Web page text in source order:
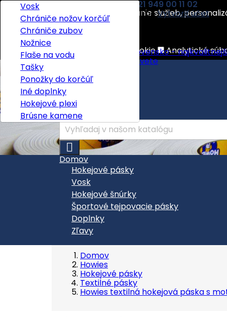
Tento eshop používa na poskytovanie služieb,
Viac informácií
Nevyhnutne potrebné súbory cookie
Analytické
KontaktTelefón:+421 949 00 11 02
Vitajte, Prihlásiť sa aleboVytvoriť účet
Slovenčina
EUR €
Doručenie
Spolu0,00 €
POKLADŇA

Domov
Hokejové pásky
Textilné pásky
Pásky na holene
Gripové pásky
Vosk
Hokejové šnúrky
Voskované textilné šnúrky
Textilné šnúrky
Športové tejpovacie pásky
Doplnky
Vosk
Chrániče nožov korčúľ
Chrániče zubov
Nožnice
Flaše na vodu
Tašky
Ponožky do korčúľ
Iné doplnky
Hokejové plexi
Brúsne kamene
Zľavy
Domov
Howies
Hokejové pásky
Textilné pásky
Howies textilná hokejová páska s